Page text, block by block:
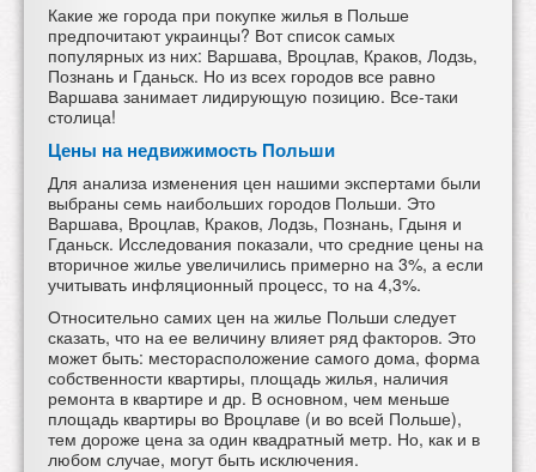
Какие же города при покупке жилья в Польше
предпочитают украинцы? Вот список самых
популярных из них: Варшава, Вроцлав, Краков, Лодзь,
Познань и Гданьск. Но из всех городов все равно
Варшава занимает лидирующую позицию. Все-таки
столица!
Цены на недвижимость Польши
Для анализа изменения цен нашими экспертами были
выбраны семь наибольших городов Польши. Это
Варшава, Вроцлав, Краков, Лодзь, Познань, Гдыня и
Гданьск. Исследования показали, что средние цены на
вторичное жилье увеличились примерно на 3%, а если
учитывать инфляционный процесс, то на 4,3%.
Относительно самих цен на жилье Польши следует
сказать, что на ее величину влияет ряд факторов. Это
может быть: месторасположение самого дома, форма
собственности квартиры, площадь жилья, наличия
ремонта в квартире и др. В основном, чем меньше
площадь квартиры во Вроцлаве (и во всей Польше),
тем дороже цена за один квадратный метр. Но, как и в
любом случае, могут быть исключения.